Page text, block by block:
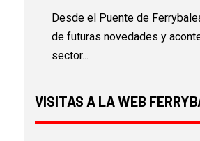
Desde el Puente de
de futuras novedades y
sector...
VISITAS A LA WEB